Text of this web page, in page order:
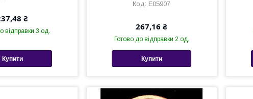
₴
відправки 3 од.
Купити
Е05907
267,16 ₴
Готово до відправки 2 од.
Купити